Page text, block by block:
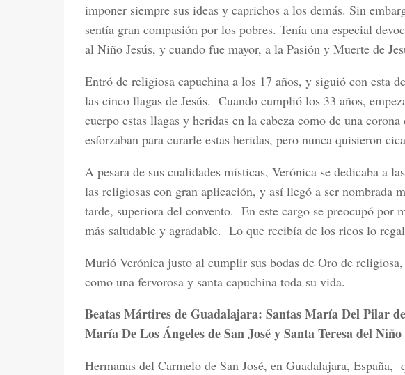
imponer siempre sus ideas y caprichos a los demás. Sin
sentía gran compasión por los pobres. Tenía una especial
al Niño Jesús, y cuando fue mayor, a la Pasión y Muerte de
Entró de religiosa capuchina a los 17 años, y siguió con esta
las cinco llagas de Jesús. Cuando cumplió los 33 años,
cuerpo estas llagas y heridas en la cabeza como de una corona
esforzaban para curarle estas heridas, pero nunca quisieron
A pesara de sus cualidades místicas, Verónica se dedicaba a
las religiosas con gran aplicación, y así llegó a ser nombrada
tarde, superiora del convento. En este cargo se preocupó por
más saludable y agradable. Lo que recibía de los ricos lo
Murió Verónica justo al cumplir sus bodas de Oro de
como una fervorosa y santa capuchina toda su vida.
Beatas Mártires de Guadalajara: Santas María Del Pilar
María De Los Ángeles de San José y Santa Teresa del
Hermanas del Carmelo de San José, en Guadalajara, España,